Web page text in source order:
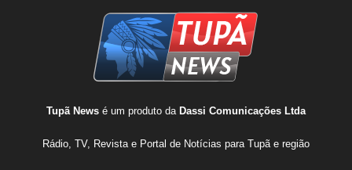
Tupã News é um produto da Dassi Comunicações Ltda
Rádio, TV, Revista e Portal de Notícias para Tupã e região